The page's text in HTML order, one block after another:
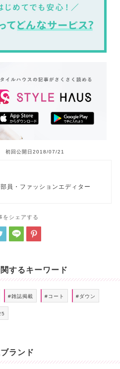
初回公開日2018/07/21
員・ファッションエディター
をシェアする
するキーワード
#雑誌掲載 #コート #ダウン
ランド